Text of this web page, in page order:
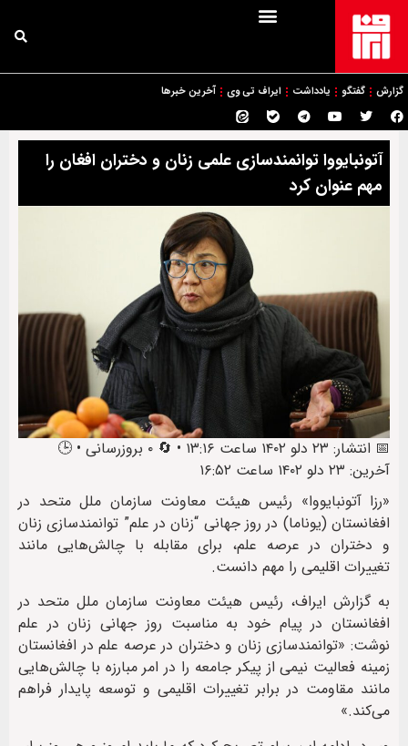
گزارش گفتگو یادداشت ایراف تی وی آخرین خبرها
آتونبایووا توانمندسازی علمی زنان و دختران افغان را
مهم عنوان کرد
📅 انتشار: ۲۳ دلو ۱۴۰۲ ساعت ۱۳:۱۶ • 🔄 ۰ بروزرسانی • 🕒
آخرین: ۲۳ دلو ۱۴۰۲ ساعت ۱۶:۵۲
«رزا آتونبایووا» رئیس هیئت معاونت سازمان ملل متحد در
افغانستان (یوناما) در روز جهانی “زنان در علم” توانمندسازی زنان
و دختران در عرصه علم، برای مقابله با چالش‌هایی مانند
تغییرات اقلیمی را مهم دانست.
به گزارش ایراف، رئیس هیئت معاونت سازمان ملل متحد در
افغانستان در پیام خود به مناسبت روز جهانی زنان در علم
نوشت: «توانمندسازی زنان و دختران در عرصه‌ علم در افغانستان
زمینه‌ فعالیت نیمی از پیکر جامعه را در امر مبارزه با چالش‌هایی
مانند مقاومت در برابر تغییرات اقلیمی و توسعه پایدار فراهم
می‌کند.»